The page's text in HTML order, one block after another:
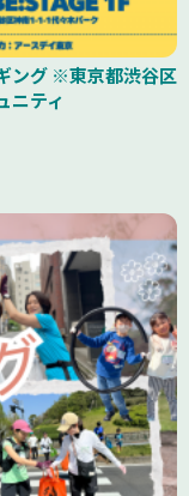
ング ※東京都渋谷区
ニティ